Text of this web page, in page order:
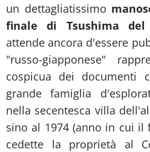
un dettagliatissimo
finale di Tsushima del
attende ancora d'essere
"russo-giapponese"
cospicua dei documenti
grande famiglia
nella secentesca villa
sino al 1974 (anno in cui
cedette la proprietà al